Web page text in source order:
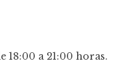
18:00 a 21:00 horas.